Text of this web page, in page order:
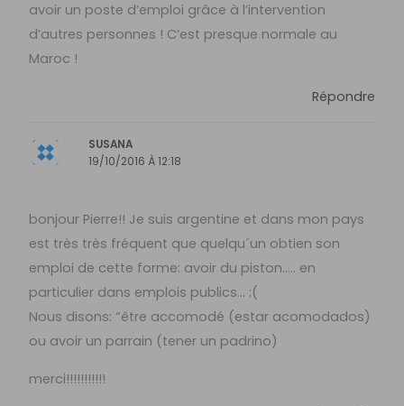
avoir un poste d’emploi grâce à l’intervention
d’autres personnes ! C’est presque normale au
Maroc !
Répondre
SUSANA
19/10/2016 À 12:18
bonjour Pierre!! Je suis argentine et dans mon pays
est très très fréquent que quelqu´un obtien son
emploi de cette forme: avoir du piston….. en
particulier dans emplois publics… :(
Nous disons: “être accomodé (estar acomodados)
ou avoir un parrain (tener un padrino)
merci!!!!!!!!!!!